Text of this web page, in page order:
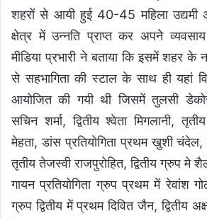
शहरों से आयी हुई 40-45 महिला उद्यमी
क्षेत्र में उन्नति प्राप्त कर अपने
मीडिया प्रभारी ने बताया कि इसमें शहर के
से सहभागिता की स्टाल के साथ ही यहां
आयोजित की गयी थी जिसमें तुलसी
सचिन शर्मा, द्वितीय श्वेता मिगलानी,
मेहता, डांस प्रतियोगिता प्रथम खुशी चंदेल,
तृतीय तेजस्वी राजपुरोहित, द्वितीय ग्रुप मे
गायन प्रतियोगिता ग्रुप प्रथम में रेवांश
ग्रुप द्वितीय में प्रथम दिवित जैन, द्वितीय